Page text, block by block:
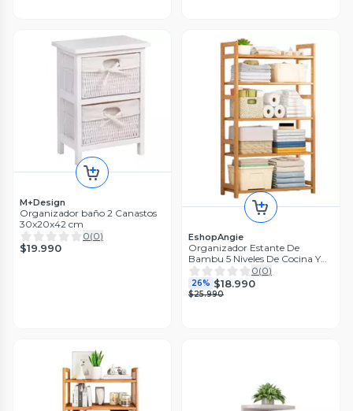
M+Design
Organizador baño 2 Canastos
30x20x42 cm
0(0)
$19.990
EshopAngie
Organizador Estante De
Bambu 5 Niveles De Cocina Y
Baño
0(0)
26% $18.990
$25.990